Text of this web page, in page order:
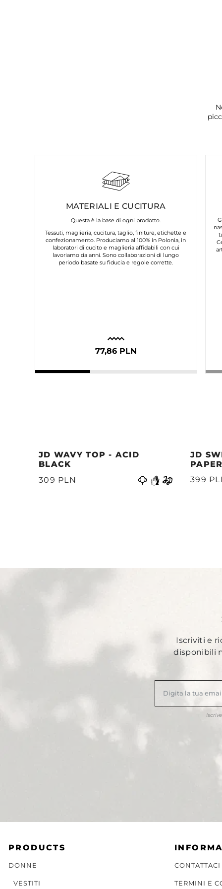
MATERIALI E CUCITURA
Questa è la base di ogni prodotto.
Tessuti, maglieria, cucitura, taglio, finiture, etichette e
confezionamento. Produciamo al 100% in Polonia, in
laboratori di cucito e maglieria affidabili con cui
lavoriamo da anni. Sono collaborazioni di lungo
periodo basate su fiducia e regole corrette.
77,86 PLN
JD WAVY TOP - ACID
BLACK
309 PLN
JD
399
Precedente
Iscriviti e
disponibili
PRODUCTS
DONNE
VESTITI
CONTATTACI
TERMINI E